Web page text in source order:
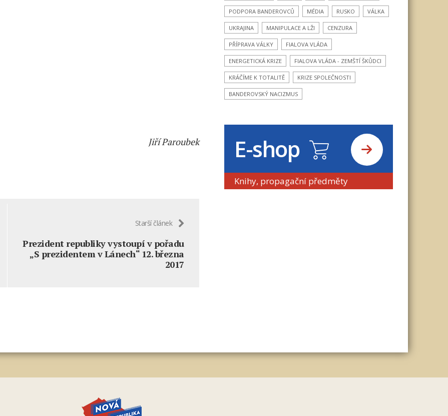
Jiří Paroubek
Starší článek
Prezident republiky vystoupí v pořadu
„S prezidentem v Lánech“ 12. března
2017
PODPORA BANDEROVCŮ MÉDIA RUSKO VÁLKA
UKRAJINA MANIPULACE A LŽI CENZURA
PŘÍPRAVA VÁLKY FIALOVA VLÁDA
ENERGETICKÁ KRIZE FIALOVA VLÁDA - ZEMŠTÍ ŠKŮDCI
KRÁČÍME K TOTALITĚ KRIZE SPOLEČNOSTI
BANDEROVSKÝ NACIZMUS
E-shop
Knihy, propagační předměty